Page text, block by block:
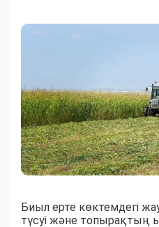
Биыл ерте көктемдегі
түсуі және